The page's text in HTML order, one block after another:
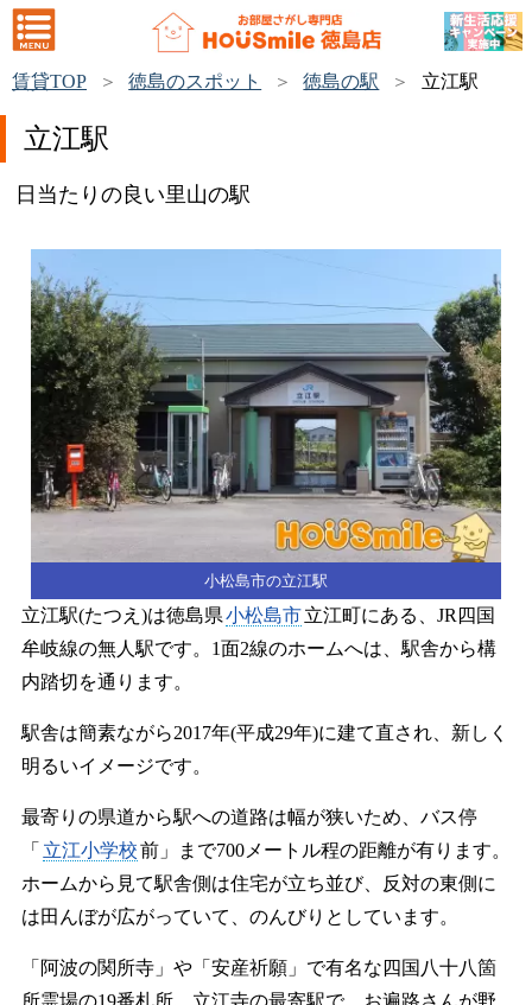
賃貸TOP 徳島のスポット 徳島の駅 立江駅
立江駅
日当たりの良い里山の駅
小松島市の立江駅
立江駅(たつえ)は徳島県小松島市立江町にある、JR四国
牟岐線の無人駅です。1面2線のホームへは、駅舎から構
内踏切を通ります。
駅舎は簡素ながら2017年(平成29年)に建て直され、新しく
明るいイメージです。
最寄りの県道から駅への道路は幅が狭いため、バス停
「 立江小学校前」まで700メートル程の距離が有ります。
ホームから見て駅舎側は住宅が立ち並び、反対の東側に
は田んぼが広がっていて、のんびりとしています。
「阿波の関所寺」や「安産祈願」で有名な四国八十八箇
所霊場の19番札所、立江寺の最寄駅で、お遍路さんが野